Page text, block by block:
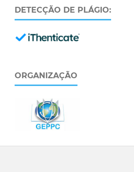
DETECÇÃO DE PLÁGIO:
ORGANIZAÇÃO